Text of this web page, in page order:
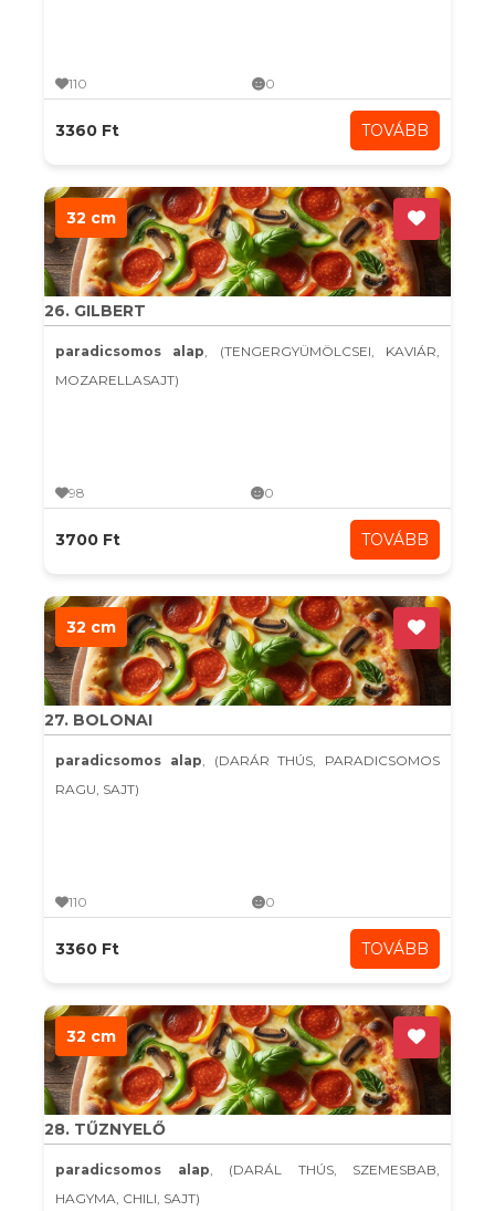
110 0
3360 Ft TOVÁBB
32 cm
26. GILBERT
paradicsomos alap, (TENGERGYÜMÖLCSEI, KAVIÁR,
MOZARELLASAJT)
98 0
3700 Ft TOVÁBB
32 cm
27. BOLONAI
paradicsomos alap, (DARÁR THÚS, PARADICSOMOS
RAGU, SAJT)
110 0
3360 Ft TOVÁBB
32 cm
28. TŰZNYELŐ
paradicsomos alap, (DARÁL THÚS, SZEMESBAB,
HAGYMA, CHILI, SAJT)